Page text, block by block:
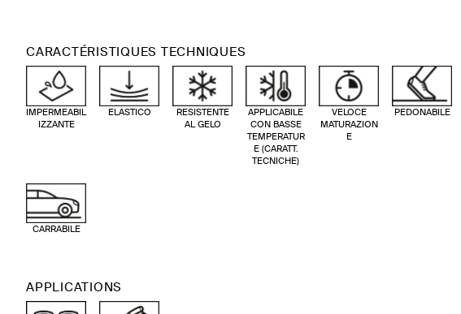
CARACTÉRISTIQUES TECHNIQUES
IMPERMEABIL
IZZANTE
ELASTICO
RESISTENTE
AL GELO
APPLICABILE
CON BASSE
TEMPERATUR
E (CARATT.
TECNICHE)
VELOCE
MATURAZION
E
PEDONABILE
CARRABILE
APPLICATIONS